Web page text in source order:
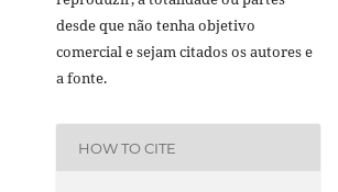
desde que não tenha objetivo
comercial e sejam citados os autores e
a fonte.
HOW TO CITE